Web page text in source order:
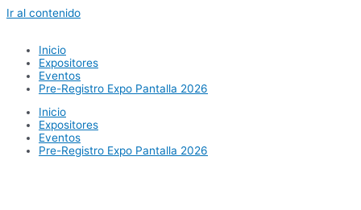
Ir al contenido
Inicio
Expositores
Eventos
Pre-Registro Expo Pantalla 2026
Inicio
Expositores
Eventos
Pre-Registro Expo Pantalla 2026